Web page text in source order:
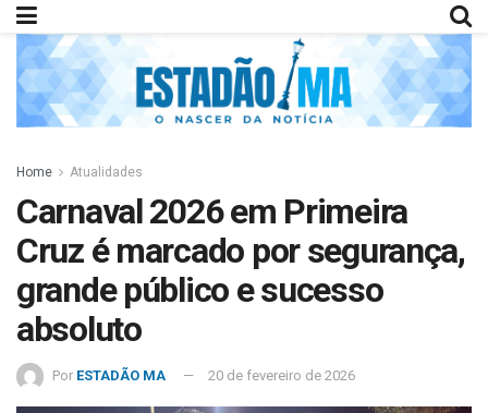
Home Atualidades
Carnaval 2026 em Primeira
Cruz é marcado por segurança,
grande público e sucesso
absoluto
Por ESTADÃO MA 20 de fevereiro de 2026